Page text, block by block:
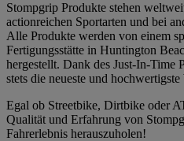
Stompgrip Produkte stehen
actionreichen Sportarten und bei
Alle Produkte werden von einem
Fertigungsstätte in Huntington
hergestellt. Dank des Just-In-Time
stets die neueste und hochwertigste
Egal ob Streetbike, Dirtbike oder
Qualität und Erfahrung von
Fahrerlebnis herauszuholen!